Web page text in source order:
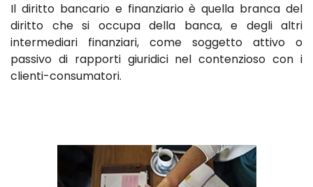
Il diritto bancario e finanziario è quella branca del
diritto che si occupa della banca, e degli altri
intermediari finanziari, come soggetto attivo o
passivo di rapporti giuridici nel contenzioso con i
clienti-consumatori.